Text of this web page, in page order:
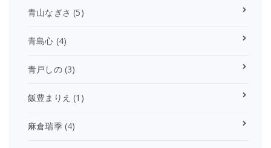
青山なぎさ (5)
青島心 (4)
青戸しの(3)
飯豊まりえ (1)
麻倉瑞季(4)